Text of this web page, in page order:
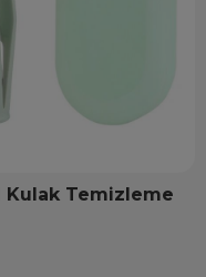
Kulak Temizleme